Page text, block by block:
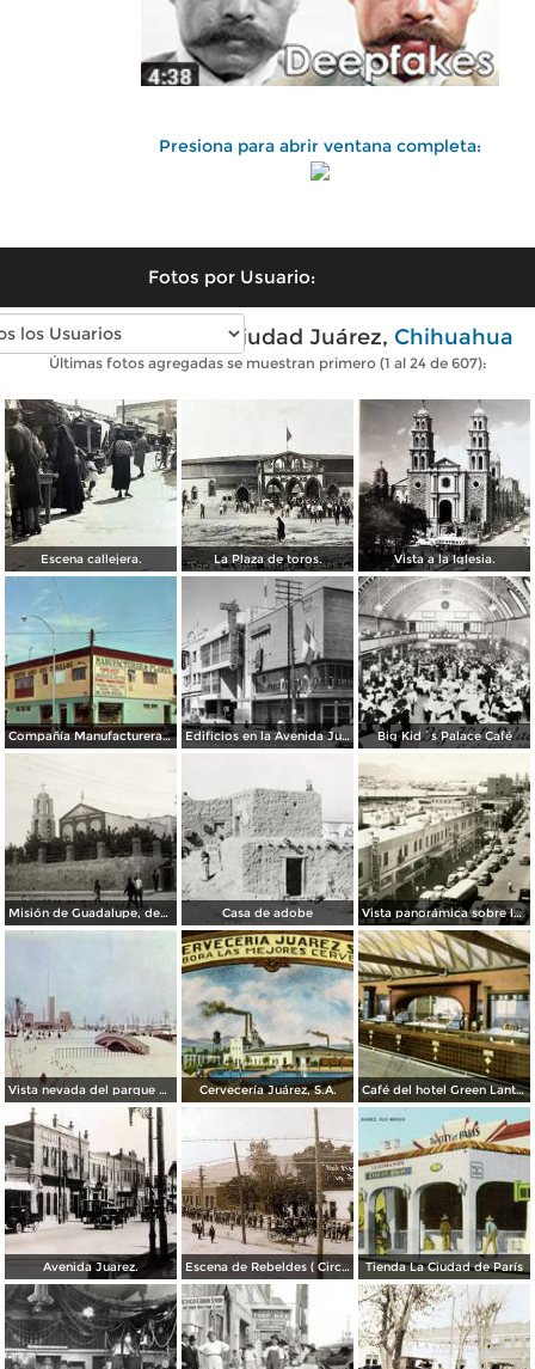
Presiona para abrir ventana completa:
Fotos por Usuario:
Fotos antiguas de Ciudad Juárez, Chihuahua
Últimas fotos agregadas se muestran primero (1 al 24 de 607):
Escena callejera. La Plaza de toros. Vista a la Iglesia.
Compañía Manufacturera Plamex, en el cruce de Insurgentes y Paraguay Edificios en la Avenida Juárez Big Kid´s Palace Café
Misión de Guadalupe, depúes de la toma de Ciudad Juárez, durante la Revolución Mexicana Casa de adobe Vista panorámica sobre la Avenida 16 de Septiembre
Vista nevada del parque El Chamizal Cervecería Juárez, S.A. Café del hotel Green Lantern Inn
Avenida Juarez. Escena de Rebeldes ( Circulada el 8 de Diciembre de 1913 ). Tienda La Ciudad de París